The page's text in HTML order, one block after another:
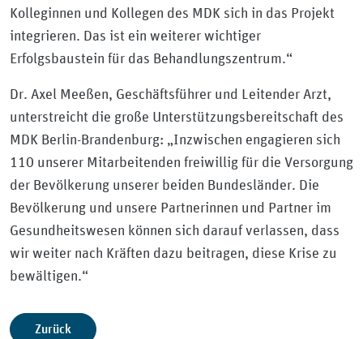
Kolleginnen und Kollegen des MDK sich in das Projekt
integrieren. Das ist ein weiterer wichtiger
Erfolgsbaustein für das Behandlungszentrum.“
Dr. Axel Meeßen, Geschäftsführer und Leitender Arzt,
unterstreicht die große Unterstützungsbereitschaft des
MDK Berlin-Brandenburg: „Inzwischen engagieren sich
110 unserer Mitarbeitenden freiwillig für die Versorgung
der Bevölkerung unserer beiden Bundesländer. Die
Bevölkerung und unsere Partnerinnen und Partner im
Gesundheitswesen können sich darauf verlassen, dass
wir weiter nach Kräften dazu beitragen, diese Krise zu
bewältigen.“
Zurück